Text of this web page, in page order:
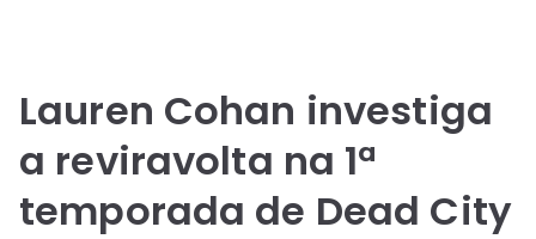
Lauren Cohan investiga
a reviravolta na 1ª
temporada de Dead City